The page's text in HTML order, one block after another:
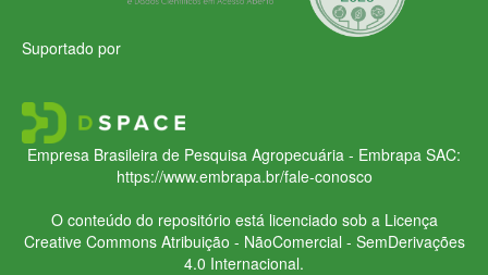
Suportado por
Empresa Brasileira de Pesquisa Agropecuária - Embrapa SAC:
https://www.embrapa.br/fale-conosco
O conteúdo do repositório está licenciado sob a Licença
Creative CommonsAtribuição - NãoComercial - SemDerivações
4.0 Internacional.